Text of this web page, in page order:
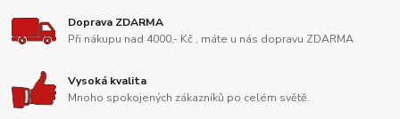
Doprava ZDARMA
Při nákupu nad 4000,- Kč , máte u nás dopravu ZDARMA
Vysoká kvalita
Mnoho spokojených zákazníků po celém světě.